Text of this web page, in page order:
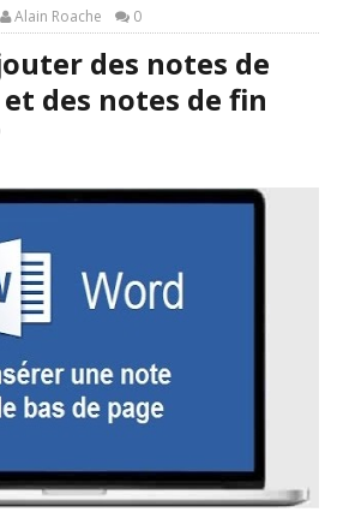
Alain Roache
0
des notes de
et des notes de fin